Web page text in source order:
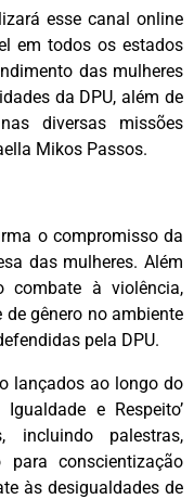
esse canal online
em todos os estados
das mulheres
da DPU, além de
diversas missões
Mikos Passos.
o compromisso da
das mulheres. Além
combate à violência,
gênero no ambiente
pela DPU.
lançados ao longo do
e Respeito’
incluindo palestras,
conscientização
às desigualdades de